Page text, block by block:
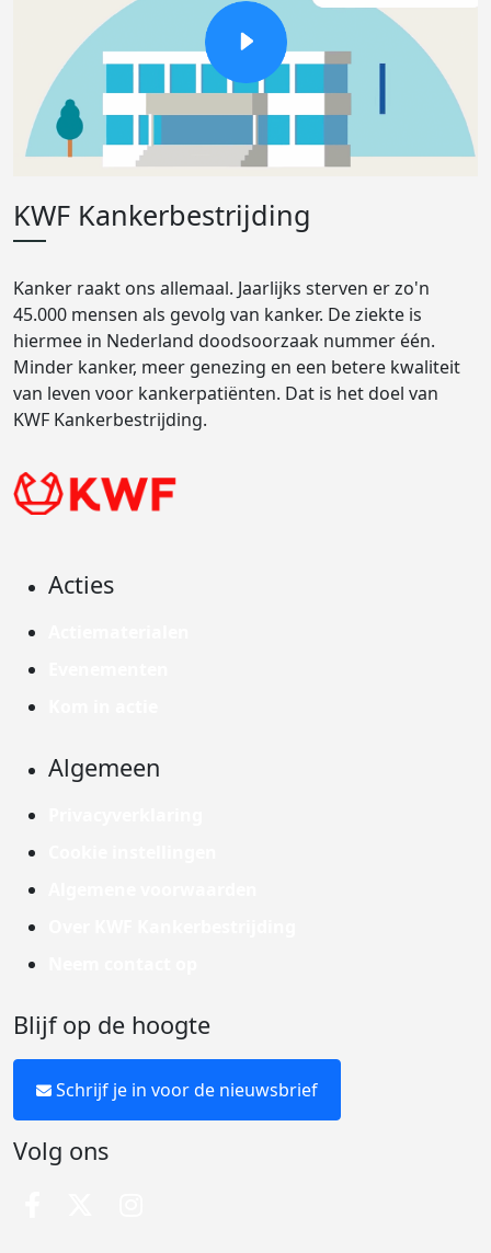
KWF Kankerbestrijding
Kanker raakt ons allemaal. Jaarlijks sterven er zo'n
45.000 mensen als gevolg van kanker. De ziekte is
hiermee in Nederland doodsoorzaak nummer één.
Minder kanker, meer genezing en een betere kwaliteit
van leven voor kankerpatiënten. Dat is het doel van
KWF Kankerbestrijding.
Acties
Algemeen
Blijf op de hoogte
Schrijf je in voor de nieuwsbrief
Volg ons